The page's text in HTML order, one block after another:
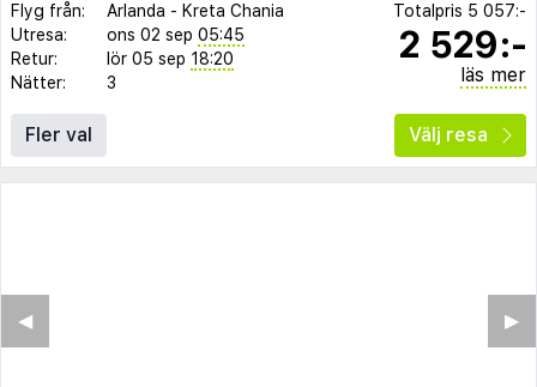
Flyg från: Arlanda - Kreta Chania
Utresa:
ons 02 sep 05:45
Retur:
lör 05 sep 18:20
Nätter:
3
Totalpris 5 057:-
2 529:-
läs mer
Fler val Välj resa
▶︎
◀︎